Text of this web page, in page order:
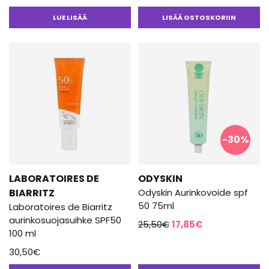
LUE LISÄÄ LISÄÄ OSTOSKORIIN
LABORATOIRES DE
BIARRITZ
Laboratoires de Biarritz
aurinkosuojasuihke SPF50
100 ml
30,50€
-30%
ODYSKIN
Odyskin Aurinkovoide spf
50 75ml
25,50€Alkuperäinen
17,85€Nykyinen